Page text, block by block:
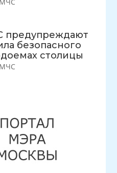
предупреждают
безопасного
столицы